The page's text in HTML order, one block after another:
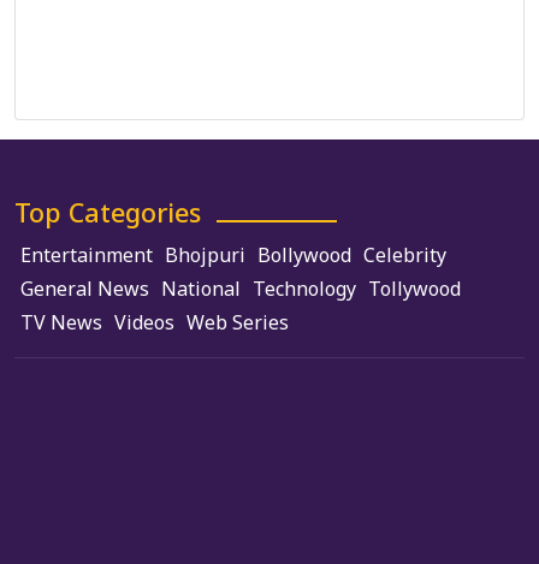
Top Categories
Entertainment Bhojpuri Bollywood Celebrity
General News National Technology Tollywood
TV News Videos Web Series